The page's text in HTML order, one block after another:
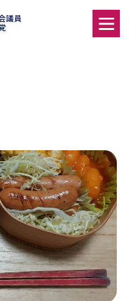
議員